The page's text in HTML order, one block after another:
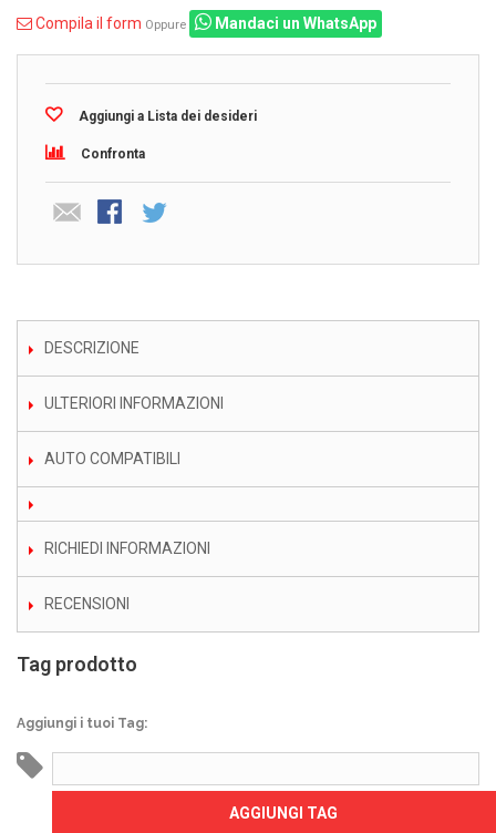
Compila il form Oppure Mandaci un WhatsApp
Aggiungi a Lista dei desideri
Confronta
DESCRIZIONE
ULTERIORI INFORMAZIONI
AUTO COMPATIBILI
RICHIEDI INFORMAZIONI
RECENSIONI
Tag prodotto
Aggiungi i tuoi Tag:
AGGIUNGI TAG